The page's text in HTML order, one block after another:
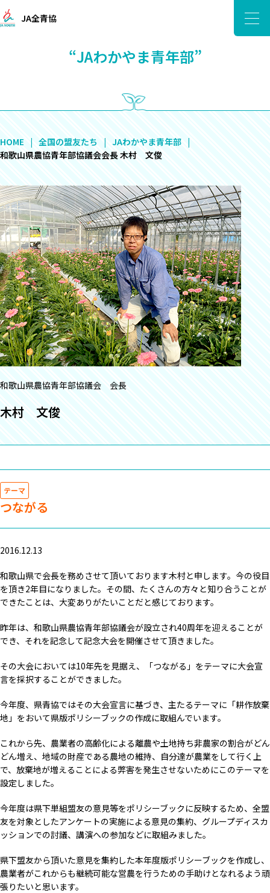
JA全青協
“JAわかやま青年部”
HOME 全国の盟友たち
JAわかやま青年部
和歌山県農協青年部協議会会長 木村 文俊
和歌山県農協青年部協議会 会長
木村 文俊
テーマ
つながる
2016.12.13
和歌山県で会長を務めさせて頂いております木村と申します。今の役目
を頂き2年目になりました。その間、たくさんの方々と知り合うことが
できたことは、大変ありがたいことだと感じております。
昨年は、和歌山県農協青年部協議会が設立され40周年を迎えることが
でき、それを記念して記念大会を開催させて頂きました。
その大会においては10年先を見据え、「つながる」をテーマに大会宣
言を採択することができました。
今年度、県青協ではその大会宣言に基づき、主たるテーマに「耕作放棄
地」をおいて県版ポリシーブックの作成に取組んでいます。
これから先、農業者の高齢化による離農や土地持ち非農家の割合がどん
どん増え、地域の財産である農地の維持、自分達が農業をして行く上
で、放棄地が増えることによる弊害を発生させないためにこのテーマを
設定しました。
今年度は県下単組盟友の意見等をポリシーブックに反映するため、全盟
友を対象としたアンケートの実施による意見の集約、グループディスカ
ッションでの討議、講演への参加などに取組みました。
県下盟友から頂いた意見を集約した本年度版ポリシーブックを作成し、
農業者がこれからも継続可能な営農を行うための手助けとなれるよう頑
張りたいと思います。